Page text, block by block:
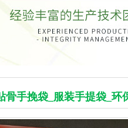
骨手挽袋_服装手提袋_环